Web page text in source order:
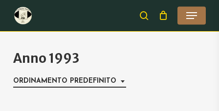
main
search
Menu
Anno 1993
ORDINAMENTO PREDEFINITO
Close